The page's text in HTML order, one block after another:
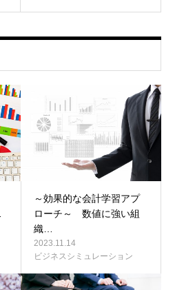
～効果的な会計学習アプ
ローチ～ 数値に強い組
織…
2023.11.14
ビジネスシミュレーション